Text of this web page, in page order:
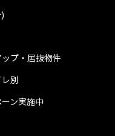
プ・居抜物件
別
ン実施中